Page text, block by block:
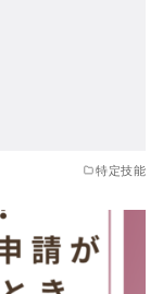
特定技能